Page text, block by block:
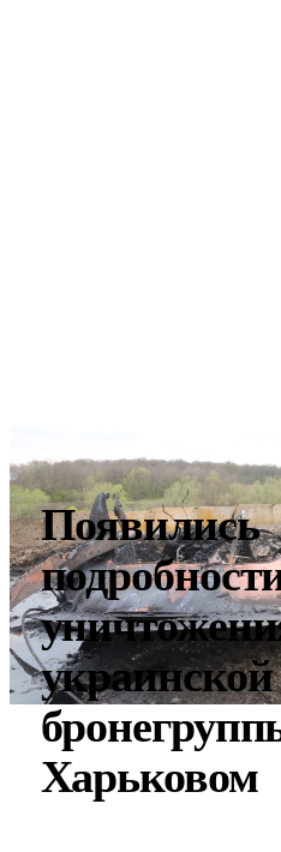
Появились
украинской
Харьковом